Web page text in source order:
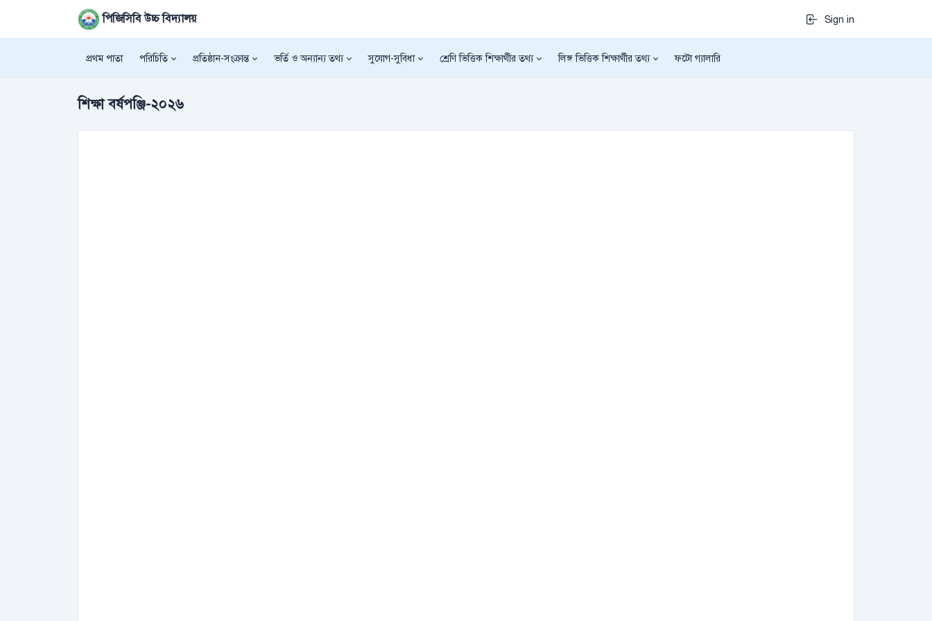
পিজিসিবি উচ্চ বিদ্যালয় Sign in
প্রথম পাতা পরিচিতি প্রতিষ্ঠান-সংক্রান্ত ভর্তি ও অন্যান্য তথ্য সুযোগ-সুবিধা শ্রেণি ভিত্তিক শিক্ষার্থীর তথ্য লিঙ্গ ভিত্তিক শিক্ষার্থীর তথ্য ফটো গ্যালারি
শিক্ষা বর্ষপঞ্জি-২০২৬